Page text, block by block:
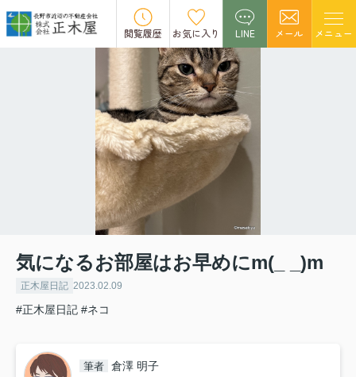
閲覧履歴 お気に入り LINE メール メニュー
気になるお部屋はお早めにm(_ _)m
正木屋日記 2023.02.09
#正木屋日記 #ネコ
筆者 倉澤 明子